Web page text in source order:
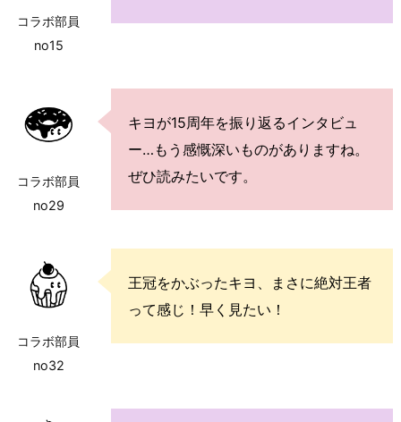
コラボ部員
no15
コラボ部員
no29
キヨが15周年を振り返るインタビュ
ー…もう感慨深いものがありますね。
ぜひ読みたいです。
コラボ部員
no32
王冠をかぶったキヨ、まさに絶対王者
って感じ！早く見たい！